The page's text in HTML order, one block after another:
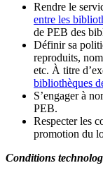
Rendre le
entre les
de PEB des
Définir sa
reproduits,
etc. À titre
bibliothèques
S’engager à
PEB.
Respecter les
promotion du
Conditions